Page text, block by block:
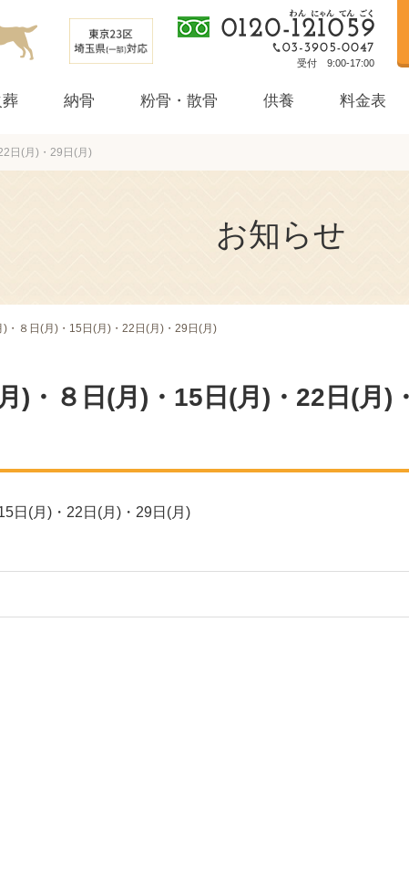
受付 9:00-17:00
納骨 粉骨・散骨 供養 料金表
日(月)・29日(月)
お知らせ
８日(月)・15日(月)・22日(月)・29日(月)
・８日(月)・15日(月)・22日(月)
日(月)・22日(月)・29日(月)